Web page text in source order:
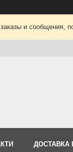
и сообщения,
ДОСТАВКА